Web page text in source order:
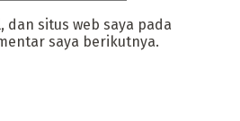
dan situs web saya pada
saya berikutnya.